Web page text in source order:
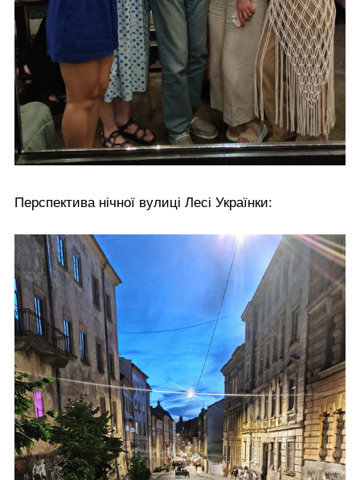
Перспектива нічної вулиці Лесі Українки: